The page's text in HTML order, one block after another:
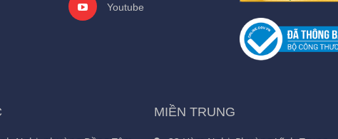
Youtube
MIỀN TRUNG